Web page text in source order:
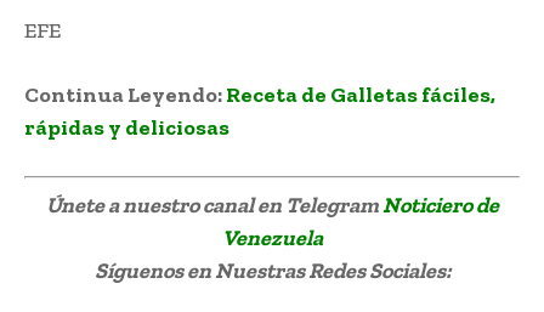
EFE
Continua Leyendo:Receta de Galletas fáciles,
rápidas y deliciosas
Únete a nuestro canal en TelegramNoticiero de
Venezuela
Síguenosen Nuestras Redes Sociales: